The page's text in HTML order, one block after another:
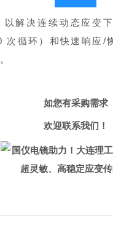
解决连续动态应变
循环）和快速响
如您有采购需求
欢迎联系我们！